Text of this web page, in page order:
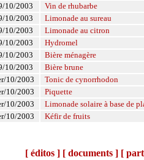
10/2003
Vin de rhubarbe
10/2003
Limonade au sureau
10/2003
Limonade au citron
10/2003
Hydromel
10/2003
Bière ménagère
10/2003
Bière brune
10/2003
Tonic de cynorrhodon
10/2003
Piquette
10/2003
Limonade solaire à base de
10/2003
Kéfir de fruits
[ éditos ] [ documents ] [